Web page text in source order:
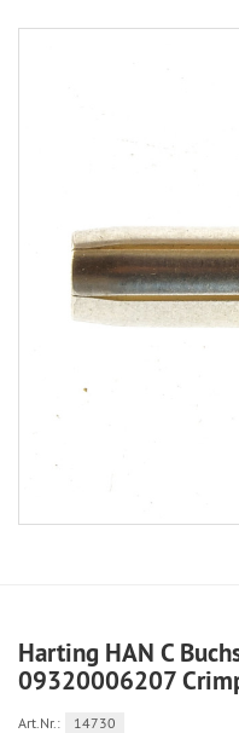
Harting HAN C
09320006207
Art.Nr.: 14730